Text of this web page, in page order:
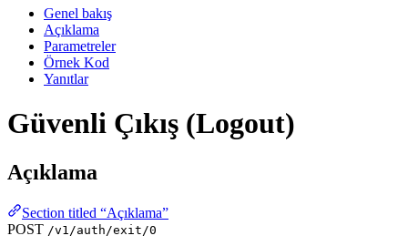
Genel bakış
Açıklama
Parametreler
Örnek Kod
Yanıtlar
Güvenli Çıkış (Logout)
Açıklama
Section titled “Açıklama”
POST /v1/auth/exit/0